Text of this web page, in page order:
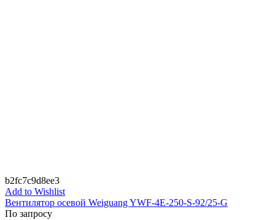
b2fc7c9d8ee3
Add to Wishlist
Вентилятор осевой Weiguang YWF-4E-250-S-92/25-G
По запросу